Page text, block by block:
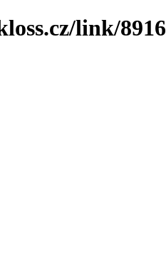
link/8916